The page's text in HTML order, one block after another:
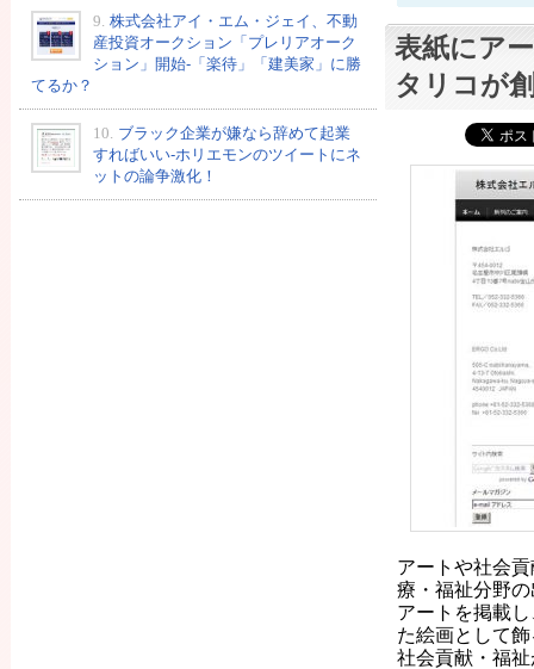
9. 株式会社アイ・エム・ジェイ、不動
産投資オークション「プレリアオーク
ション」開始-「楽待」「建美家」に勝
てるか？
10. ブラック企業が嫌なら辞めて起業
すればいい-ホリエモンのツイートにネ
ットの論争激化！
表紙にア
タリコが
アートや社会
療・福祉分野
アートを掲載
た絵画として
社会貢献・福